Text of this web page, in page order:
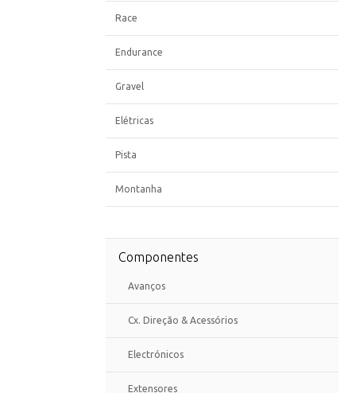
Race
Endurance
Gravel
Elétricas
Pista
Montanha
Componentes
Avanços
Cx. Direção & Acessórios
Electrónicos
Extensores